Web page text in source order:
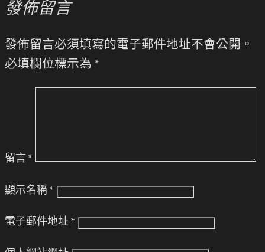
發佈留言
發佈留言必須填寫的電子郵件地址不會公開。
必填欄位標示為 *
留言 *
顯示名稱 *
電子郵件地址 *